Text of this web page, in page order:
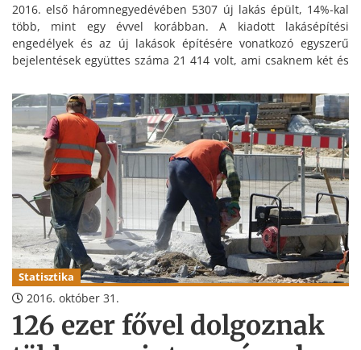
2016. első háromnegyedévében 5307 új lakás épült, 14%-kal
több, mint egy évvel korábban. A kiadott lakásépítési
engedélyek és az új lakások építésére vonatkozó egyszerű
bejelentések együttes száma 21 414 volt, ami csaknem két és
Statisztika
2016. október 31.
126 ezer fővel dolgoznak